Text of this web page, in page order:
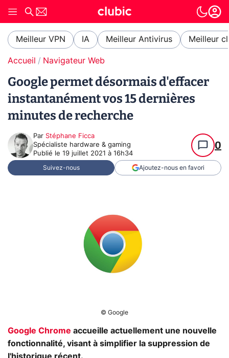
Meilleur VPN IA Meilleur Antivirus Meilleur
Accueil Navigateur Web
Google permet désormais d'effacer
instantanément vos 15 dernières
minutes de recherche
Par Stéphane Ficca
Spécialiste hardware & gaming
Publié le 19 juillet 2021 à 16h34
0
Suivez-nous Ajoutez-nous en favori
© Google
Google Chrome accueille actuellement une nouvelle
fonctionnalité, visant à simplifier la suppression de